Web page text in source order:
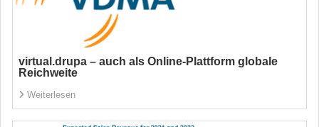
virtual.drupa – auch als Online-Plattform globale
Reichweite
Weiterlesen